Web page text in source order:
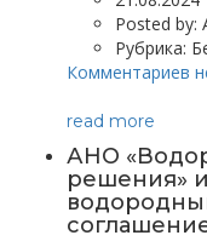
Posted by:
Рубрика:
Комментариев
read more
АНО
решения»